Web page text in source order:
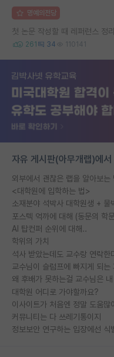
명예의전당
첫 논문 작성할 때 레퍼런스 정
261 34 110141
자유 게시판(아무개랩)에
외부에서 괜찮은 랩을 알아보는
<대학원에 입학하는 법>
소재분야 석박사 대학원생 + 물
AI 탑컨퍼 순위에 대해..
학위의 가치
석사 받았는데도 교수랑 연락한
교수님이 슬럼프에 빠지게 되는
대학원 어디로 가야할까요?
이사이트가 처음엔 정말 도움많
커뮤니티는 다 쓰레기통이지